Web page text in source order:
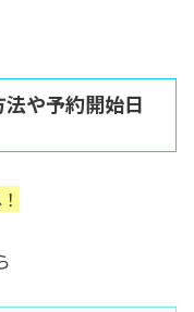
や予約開始日